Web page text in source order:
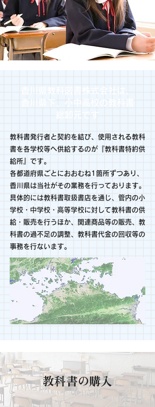
香川県教科図書株式会社は、
香川県下、小中高校の教科書
総卸元です
教科書発行者と契約を結び、使用される教科
書を各学校等へ供給するのが『教科書特約供
給所』です。
各都道府県ごとにおおむね1箇所ずつあり、
香川県は当社がその業務を行っております。
具体的には教科書取扱書店を通じ、 管内の小
学校・中学校・高等学校に対して教科書の供
給・販売を行う ほか、 関連商品等の販売、教
科書の過不足の調整、教科書代金の回収等の
事務を行ないます。
教科書の購入